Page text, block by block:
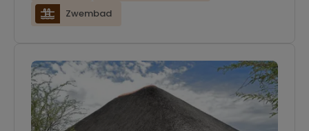
alleen beschikbaar in het restaurant.
Zwembad